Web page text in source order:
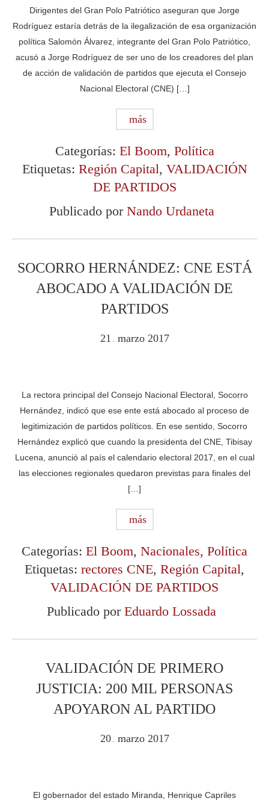
Dirigentes del Gran Polo Patriótico aseguran que Jorge
Rodríguez estaría detrás de la ilegalización de esa organización
política Salomón Álvarez, integrante del Gran Polo Patriótico,
acusó a Jorge Rodríguez de ser uno de los creadores del plan
de acción de validación de partidos que ejecuta el Consejo
Nacional Electoral (CNE) […]
más
Categorías: El Boom, Política
Etiquetas: Región Capital, VALIDACIÓN
DE PARTIDOS
Publicado por Nando Urdaneta
SOCORRO HERNÁNDEZ: CNE ESTÁ
ABOCADO A VALIDACIÓN DE
PARTIDOS
21 . marzo 2017
La rectora principal del Consejo Nacional Electoral, Socorro
Hernández, indicó que ese ente está abocado al proceso de
legitimización de partidos políticos. En ese sentido, Socorro
Hernández explicó que cuando la presidenta del CNE, Tibisay
Lucena, anunció al país el calendario electoral 2017, en el cual
las elecciones regionales quedaron previstas para finales del
[…]
más
Categorías: El Boom, Nacionales, Política
Etiquetas: rectores CNE, Región Capital,
VALIDACIÓN DE PARTIDOS
Publicado por Eduardo Lossada
VALIDACIÓN DE PRIMERO
JUSTICIA: 200 MIL PERSONAS
APOYARON AL PARTIDO
20 . marzo 2017
El gobernador del estado Miranda, Henrique Capriles